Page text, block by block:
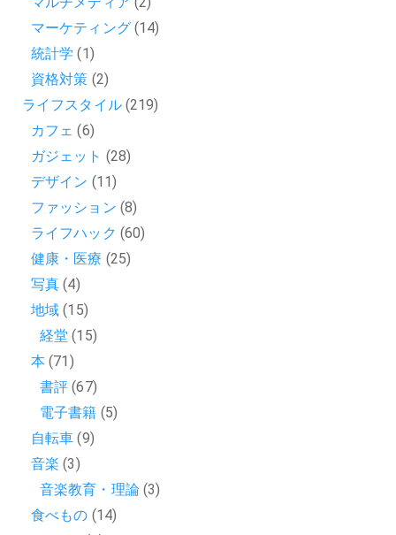
マーケティング(14)
統計学 (1)
資格対策 (2)
ライフスタイル(219)
カフェ (6)
ガジェット (28)
デザイン (11)
ファッション (8)
ライフハック (60)
健康・医療 (25)
写真 (4)
地域 (15)
経堂 (15)
本 (71)
書評 (67)
電子書籍 (5)
自転車 (9)
音楽 (3)
音楽教育・理論(3)
食べもの (14)